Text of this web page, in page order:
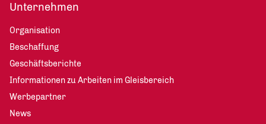
Unternehmen
Organisation
Beschaffung
Geschäftsberichte
Informationen zu Arbeiten im Gleisbereich
Werbepartner
News